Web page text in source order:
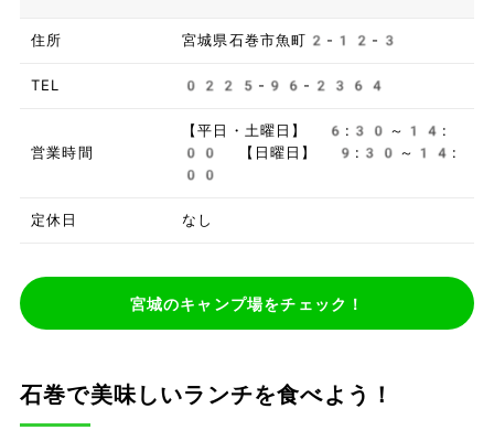
住所 宮城県石巻市魚町2-12-3
TEL 0225-96-2364
営業時間
【平日・土曜日】 6:30～14:
00 【日曜日】 9:30～14:
00
定休日 なし
宮城のキャンプ場をチェック！
石巻で美味しいランチを食べよう！